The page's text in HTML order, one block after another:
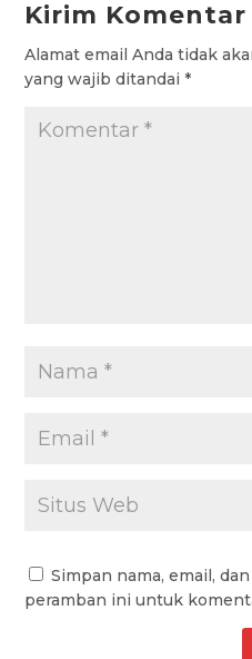
o
o
A
p
e
r
r
a
Kirim Komentar
Alamat email Anda tidak
yang wajib ditandai*
Simpan nama, email,
peramban ini untuk